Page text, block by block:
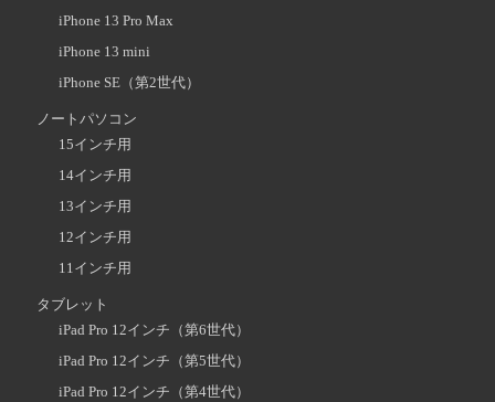
iPhone 13 Pro Max
iPhone 13 mini
iPhone SE（第2世代）
ノートパソコン
15インチ用
14インチ用
13インチ用
12インチ用
11インチ用
タブレット
iPad Pro 12インチ（第6世代）
iPad Pro 12インチ（第5世代）
iPad Pro 12インチ（第4世代）